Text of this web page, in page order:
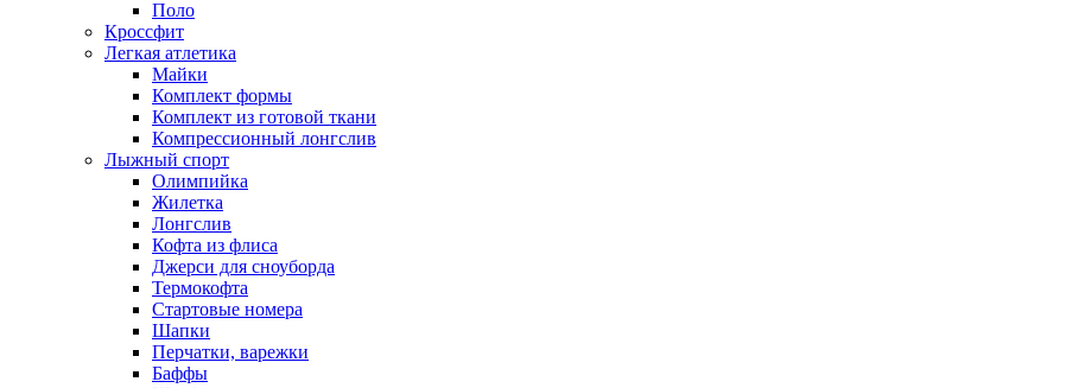
Поло
Кроссфит
Легкая атлетика
Майки
Комплект формы
Комплект из готовой ткани
Компрессионный лонгслив
Лыжный спорт
Олимпийка
Жилетка
Лонгслив
Кофта из флиса
Джерси для сноуборда
Термокофта
Стартовые номера
Шапки
Перчатки, варежки
Баффы